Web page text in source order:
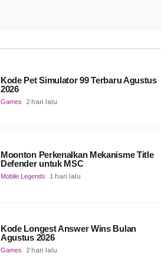
Kode Pet Simulator 99 Terbaru Agustus
2026
Games 2 hari lalu
Moonton Perkenalkan Mekanisme Title
Defender untuk MSC
Mobile Legends 1 hari lalu
Kode Longest Answer Wins Bulan
Agustus 2026
Games 2 hari lalu